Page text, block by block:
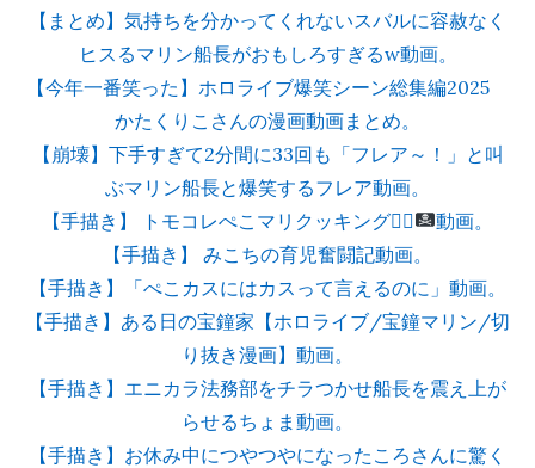
【まとめ】気持ちを分かってくれないスバルに容赦なく
ヒスるマリン船長がおもしろすぎるw動画。
【今年一番笑った】ホロライブ爆笑シーン総集編2025
かたくりこさんの漫画動画まとめ。
【崩壊】下手すぎて2分間に33回も「フレア～！」と叫
ぶマリン船長と爆笑するフレア動画。
【手描き】 トモコレぺこマリクッキング👯‍♀️
動画。
【手描き】 みこちの育児奮闘記動画。
【手描き】「ぺこカスにはカスって言えるのに」動画。
【手描き】ある日の宝鐘家【ホロライブ/宝鐘マリン/切
り抜き漫画】動画。
【手描き】エニカラ法務部をチラつかせ船長を震え上が
らせるちょま動画。
【手描き】お休み中につやつやになったころさんに驚く